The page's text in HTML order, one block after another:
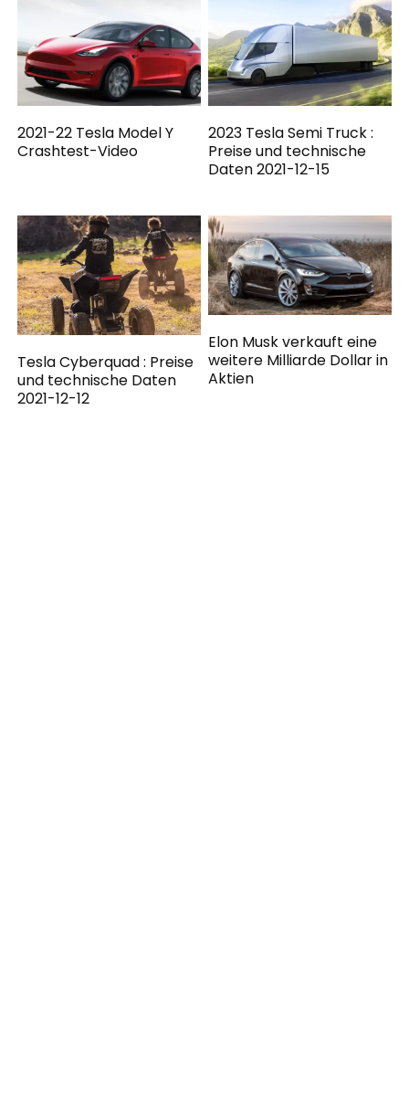
2021-22 Tesla Model Y
Crashtest-Video
2023 Tesla Semi Truck :
Preise und technische
Daten 2021-12-15
Tesla Cyberquad : Preise
und technische Daten
2021-12-12
Elon Musk verkauft eine
weitere Milliarde Dollar in
Aktien